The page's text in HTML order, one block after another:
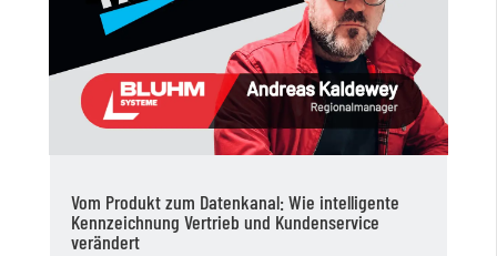
Vom Produkt zum Datenkanal: Wie intelligente
Kennzeichnung Vertrieb und Kundenservice
verändert